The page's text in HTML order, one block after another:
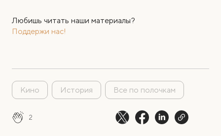
Любишь читать наши материалы?
Поддержи нас!
Кино История Все по полочкам
2